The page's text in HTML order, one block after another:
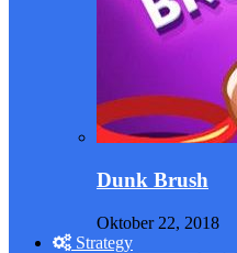
Dunk Brush
Oktober 22, 2018
Strategy